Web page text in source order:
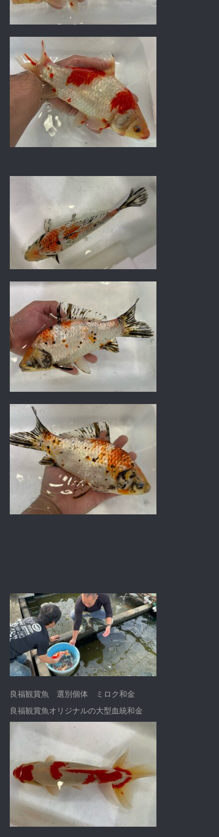
良福観賞魚 選別個体 ミロク和金
良福観賞魚オリジナルの大型血統和金